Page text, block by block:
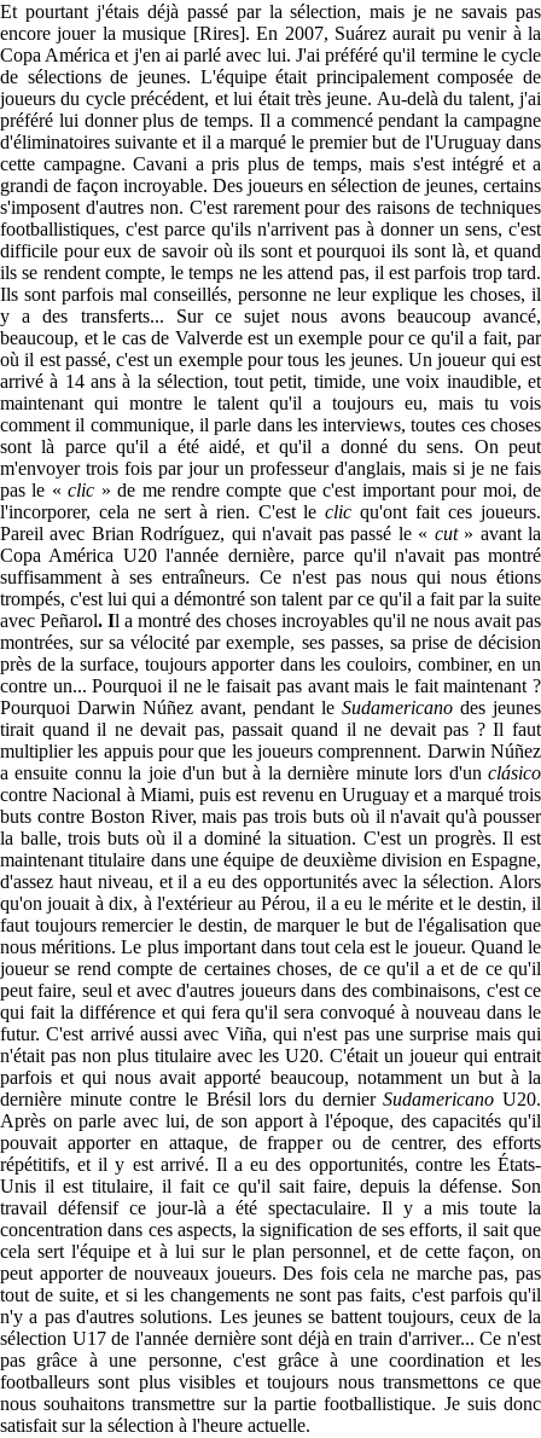
Et pourtant j'étais déjà passé par la sélection, mais je ne savais pas
encore jouer la musique [Rires]. En 2007, Suárez aurait pu venir à la
Copa América et j'en ai parlé avec lui. J'ai préféré qu'il termine le cycle
de sélections de jeunes. L'équipe était principalement composée de
joueurs du cycle précédent, et lui était très jeune. Au-delà du talent, j'ai
préféré lui donner plus de temps. Il a commencé pendant la campagne
d'éliminatoires suivante et il a marqué le premier but de l'Uruguay dans
cette campagne. Cavani a pris plus de temps, mais s'est intégré et a
grandi de façon incroyable. Des joueurs en sélection de jeunes, certains
s'imposent d'autres non. C'est rarement pour des raisons de techniques
footballistiques, c'est parce qu'ils n'arrivent pas à donner un sens, c'est
difficile pour eux de savoir où ils sont et pourquoi ils sont là, et quand
ils se rendent compte, le temps ne les attend pas, il est parfois trop tard.
Ils sont parfois mal conseillés, personne ne leur explique les choses, il
y a des transferts... Sur ce sujet nous avons beaucoup avancé,
beaucoup, et le cas de Valverde est un exemple pour ce qu'il a fait, par
où il est passé, c'est un exemple pour tous les jeunes. Un joueur qui est
arrivé à 14 ans à la sélection, tout petit, timide, une voix inaudible, et
maintenant qui montre le talent qu'il a toujours eu, mais tu vois
comment il communique, il parle dans les interviews, toutes ces choses
sont là parce qu'il a été aidé, et qu'il a donné du sens. On peut
m'envoyer trois fois par jour un professeur d'anglais, mais si je ne fais
pas le «clic » de me rendre compte que c'est important pour moi, de
l'incorporer, cela ne sert à rien. C'est leclic qu'ont fait ces joueurs.
Pareil avec Brian Rodríguez, qui n'avait pas passé le « cut» avant la
Copa América U20 l'année dernière, parce qu'il n'avait pas montré
suffisamment à ses entraîneurs. Ce n'est pas nous qui nous étions
trompés, c'est lui qui a démontré son talent par ce qu'il a fait par la suite
avec Peñarol. Il a montré des choses incroyables qu'il ne nous avait pas
montrées, sur sa vélocité par exemple, ses passes, sa prise de décision
près de la surface, toujours apporter dans les couloirs, combiner, en un
contre un... Pourquoi il ne le faisait pas avant mais le fait maintenant ?
Pourquoi Darwin Núñez avant, pendant le Sudamericano des jeunes
tirait quand il ne devait pas, passait quand il ne devait pas ? Il faut
multiplier les appuis pour que les joueurs comprennent. Darwin Núñez
a ensuite connu la joie d'un but à la dernière minute lors d'un clásico
contre Nacional à Miami, puis est revenu en Uruguay et a marqué trois
buts contre Boston River, mais pas trois buts où il n'avait qu'à pousser
la balle, trois buts où il a dominé la situation. C'est un progrès. Il est
maintenant titulaire dans une équipe de deuxième division en Espagne,
d'assez haut niveau, et il a eu des opportunités avec la sélection. Alors
qu'on jouait à dix, à l'extérieur au Pérou, il a eu le mérite et le destin, il
faut toujours remercier le destin, de marquer le but de l'égalisation que
nous méritions. Le plus important dans tout cela est le joueur. Quand le
joueur se rend compte de certaines choses, de ce qu'il a et de ce qu'il
peut faire, seul et avec d'autres joueurs dans des combinaisons, c'est ce
qui fait la différence et qui fera qu'il sera convoqué à nouveau dans le
futur. C'est arrivé aussi avec Viña, qui n'est pas une surprise mais qui
n'était pas non plus titulaire avec les U20. C'était un joueur qui entrait
parfois et qui nous avait apporté beaucoup, notamment un but à la
dernière minute contre le Brésil lors du dernierSudamericano U20.
Après on parle avec lui, de son apport à l'époque, des capacités qu'il
pouvait apporter en attaque, de frapper ou de centrer, des efforts
répétitifs, et il y est arrivé. Il a eu des opportunités, contre les États-
Unis il est titulaire, il fait ce qu'il sait faire, depuis la défense. Son
travail défensif ce jour-là a été spectaculaire. Il y a mis toute la
concentration dans ces aspects, la signification de ses efforts, il sait que
cela sert l'équipe et à lui sur le plan personnel, et de cette façon, on
peut apporter de nouveaux joueurs. Des fois cela ne marche pas, pas
tout de suite, et si les changements ne sont pas faits, c'est parfois qu'il
n'y a pas d'autres solutions. Les jeunes se battent toujours, ceux de la
sélection U17 de l'année dernière sont déjà en train d'arriver... Ce n'est
pas grâce à une personne, c'est grâce à une coordination et les
footballeurs sont plus visibles et toujours nous transmettons ce que
nous souhaitons transmettre sur la partie footballistique. Je suis donc
satisfait sur la sélection à l'heure actuelle.